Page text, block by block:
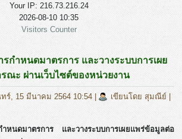
Your IP: 216.73.216.24
2026-08-10 10:35
Visitors Counter
กำหนดมาตรการ และวางระบบการเผย
ณะ ผ่านเว็บไซต์ของหน่วยงาน
ร์, 15 มีนาคม 2564 10:54 | เขียนโดย สุมณีย์ |
หนดมาตรการ และวางระบบการเผยแพร่ข้อมูลต่อ